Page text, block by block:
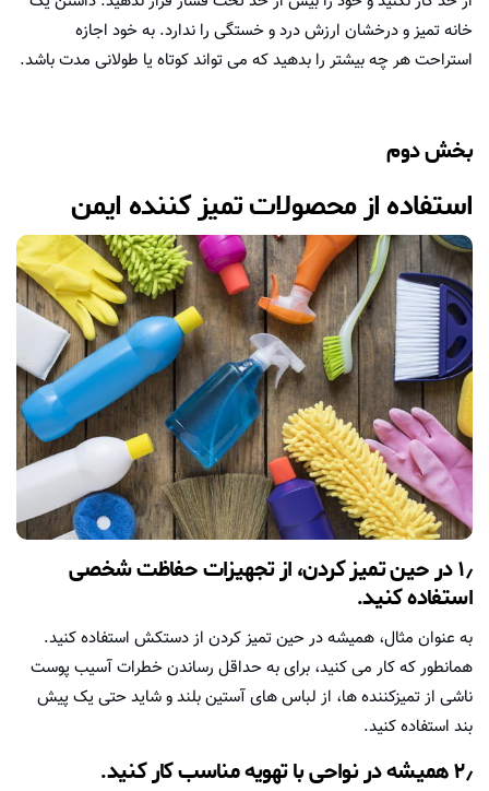
خانه تمیز و درخشان ارزش درد و خستگی را ندارد. به خود اجازه
استراحت هر چه بیشتر را بدهید که می تواند کوتاه یا طولانی مدت باشد.
بخش دوم
استفاده از محصولات تمیز کننده ایمن
۱٫ در حین تمیز کردن، از تجهیزات حفاظت شخصی
استفاده کنید.
به عنوان مثال، همیشه در حین تمیز کردن از دستکش استفاده کنید.
همانطور که کار می کنید، برای به حداقل رساندن خطرات آسیب پوست
ناشی از تمیزکننده ها، از لباس های آستین بلند و شاید حتی یک پیش
بند استفاده کنید.
۲٫ همیشه در نواحی با تهویه مناسب کار کنید.